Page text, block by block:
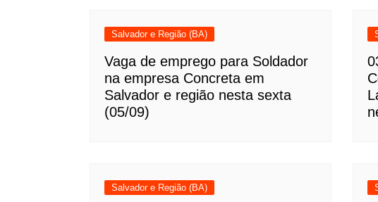
Salvador e Região (BA)
Vaga de emprego para Soldador
na empresa Concreta em
Salvador e região nesta sexta
(05/09)
Salvador e Região (BA)